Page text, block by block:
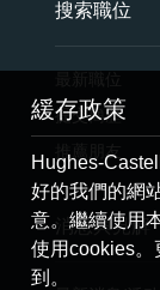
搜索職位
提交簡歷
推薦朋友
消息與見解
緩存政策
Hughes-
好的我們的網
意。繼續使用
使用cookies。
到。